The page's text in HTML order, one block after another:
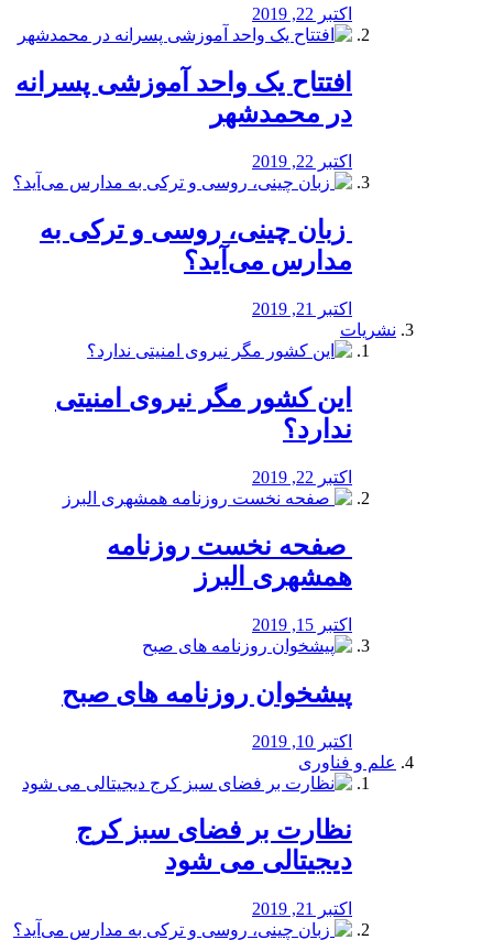
اکتبر 22, 2019
افتتاح یک واحد آموزشی پسرانه
در محمدشهر
اکتبر 22, 2019
️ زبان چینی، روسی و ترکی به
مدارس می‌آید؟
اکتبر 21, 2019
نشریات
این کشور مگر نیروی امنیتی
ندارد؟
اکتبر 22, 2019
️ صفحه نخست روزنامه‌
همشهری البرز
اکتبر 15, 2019
پیشخوان روزنامه های صبح
اکتبر 10, 2019
علم و فناوری
نظارت بر فضای سبز کرج
دیجیتالی می شود
اکتبر 21, 2019